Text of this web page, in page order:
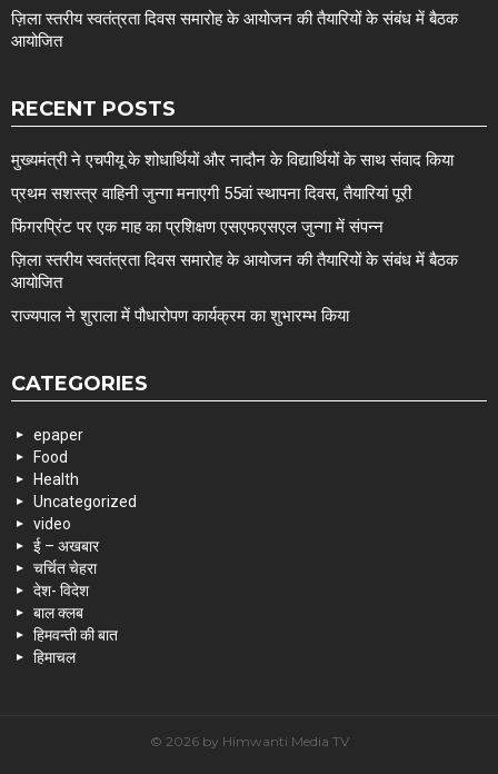
ज़िला स्तरीय स्वतंत्रता दिवस समारोह के आयोजन की तैयारियों के संबंध में बैठक
आयोजित
RECENT POSTS
मुख्यमंत्री ने एचपीयू के शोधार्थियों और नादौन के विद्यार्थियों के साथ संवाद किया
प्रथम सशस्त्र वाहिनी जुन्गा मनाएगी 55वां स्थापना दिवस, तैयारियां पूरी
फिंगरप्रिंट पर एक माह का प्रशिक्षण एसएफएसएल जुन्गा में संपन्न
ज़िला स्तरीय स्वतंत्रता दिवस समारोह के आयोजन की तैयारियों के संबंध में बैठक
आयोजित
राज्यपाल ने शुराला में पौधारोपण कार्यक्रम का शुभारम्भ किया
CATEGORIES
epaper
Food
Health
Uncategorized
video
ई – अखबार
चर्चित चेहरा
देश- विदेश
बाल क्लब
हिमवन्ती की बात
हिमाचल
© 2026 by Himwanti Media TV